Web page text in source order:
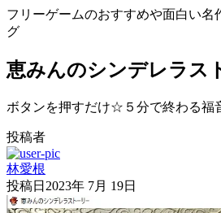
フリーゲームのおすすめや面白い名
グ
恵みんのシンデレラス
ボタンを押すだけ☆５分で終わる福
投稿者
林愛根
投稿日 2023年 7月 19日